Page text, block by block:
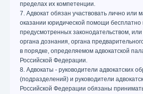
пределах их компетенции.
7. Адвокат обязан участвовать лично или
оказании юридической помощи бесплатно
предусмотренных законодательством,
органа дознания, органа
в порядке, определяемом адвокатской
Российской Федерации.
8. Адвокаты - руководители адвокатских
(подразделений) и руководители
Российской Федерации обязаны